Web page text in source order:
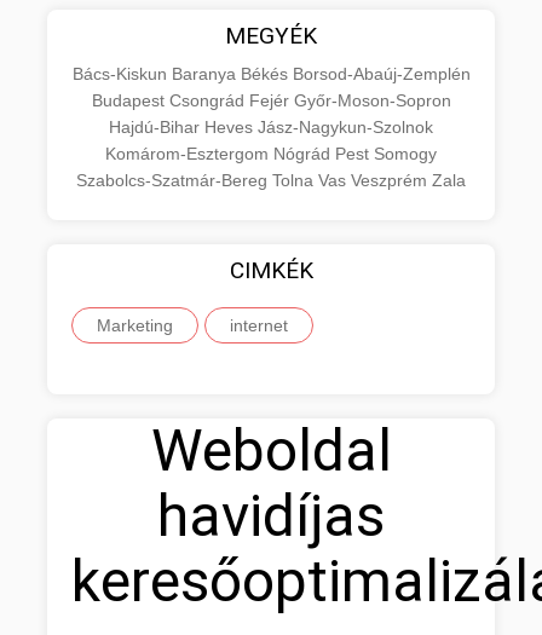
MEGYÉK
Bács-Kiskun Baranya Békés Borsod-Abaúj-Zemplén
Budapest Csongrád Fejér Győr-Moson-Sopron
Hajdú-Bihar Heves Jász-Nagykun-Szolnok
Komárom-Esztergom Nógrád Pest Somogy
Szabolcs-Szatmár-Bereg Tolna Vas Veszprém Zala
CIMKÉK
Marketing internet
Weboldal
havidíjas